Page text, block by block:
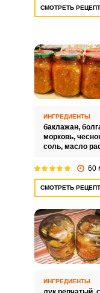
СМОТРЕТЬ РЕЦЕПТ
ИНГРЕДИЕНТЫ
баклажан,
морковь,
соль, масло
60
СМОТРЕТЬ РЕЦЕПТ
ИНГРЕДИЕНТЫ
с